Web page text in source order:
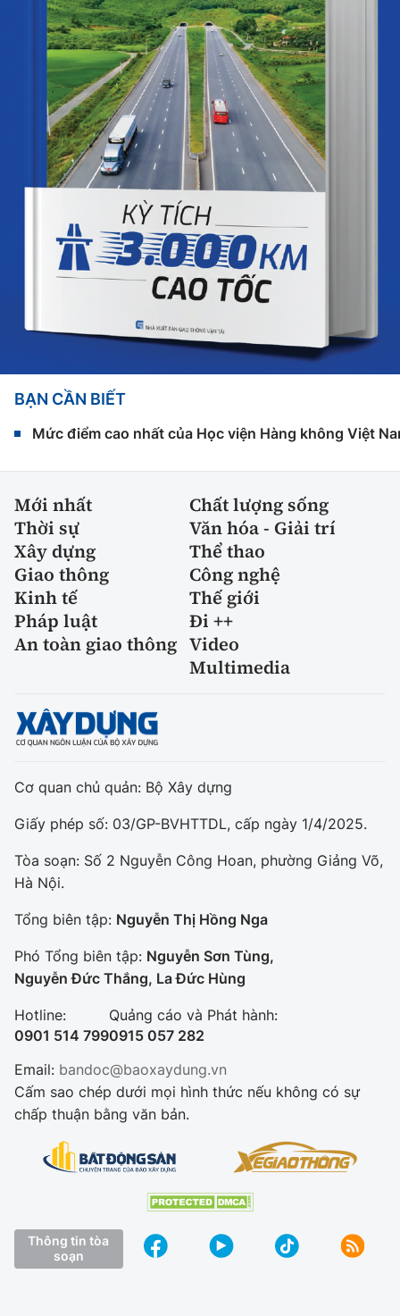
BẠN CẦN BIẾT
Mức điểm cao nhất của Học viện Hàng không Việt
Mới nhất
Chất lượng sống
Thời sự
Văn hóa - Giải trí
Xây dựng
Thể thao
Giao thông
Công nghệ
Kinh tế
Thế giới
Pháp luật
Đi ++
An toàn giao thông Video
Multimedia
Cơ quan chủ quản: Bộ Xây dựng
Giấy phép số: 03/GP-BVHTTDL, cấp ngày 1/4/2025.
Tòa soạn: Số 2 Nguyễn Công Hoan, phường Giảng Võ,
Hà Nội.
Tổng biên tập: Nguyễn Thị Hồng Nga
Phó Tổng biên tập: Nguyễn Sơn Tùng,
Nguyễn Đức Thắng, La Đức Hùng
Hotline:
0901 514 799
Quảng cáo và Phát hành:
0915 057 282
Email: bandoc@baoxaydung.vn
Cấm sao chép dưới mọi hình thức nếu không có sự
chấp thuận bằng văn bản.
Thông tin tòa
soạn